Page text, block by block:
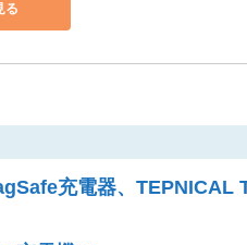
る
充電器、TEPNICAL